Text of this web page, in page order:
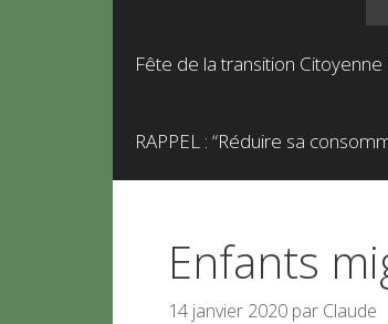
Fête de la transition Citoyenne
RAPPEL : “Réduire sa
Enfants
14 janvier 2020 par Claude